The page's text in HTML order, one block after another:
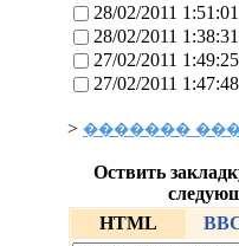
28/02/2011 1:51:01
28/02/2011 1:38:31
27/02/2011 1:49:25
27/02/2011 1:47:48
> �������
Оствить
HTML